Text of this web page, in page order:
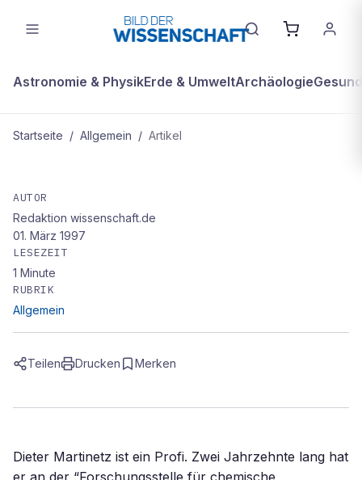
Astronomie & PhysikErde & UmweltArchäologie
Startseite / Allgemein / Artikel
„Vom Giftpfeil zum
Chemiewaffenverbot" von Dieter
Martinetz
AUTOR
Redaktion wissenschaft.de
01. März 1997
LESEZEIT
1 Minute
RUBRIK
Allgemein
Teilen Drucken Merken
Dieter Martinetz ist ein Profi. Zwei Jahrzehnte lang hat
er an der “Forschungsstelle für chemische